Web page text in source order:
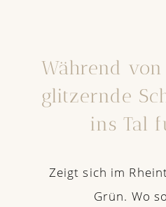
Während
glitzernde
ins Tal
Zeigt sich im
Grün. Wo